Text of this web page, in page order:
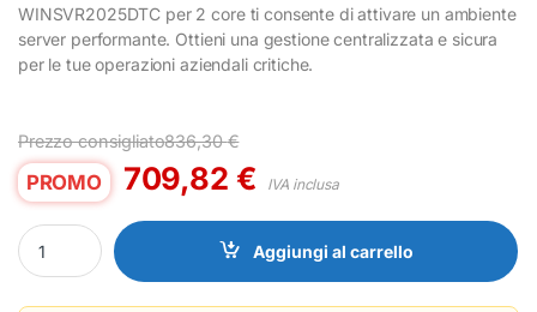
WINSVR2025DTC per 2 core ti consente di attivare un ambiente
server performante. Ottieni una gestione centralizzata e sicura
per le tue operazioni aziendali critiche.
Prezzo consigliato836,30€
PROMO 709,82 € IVA inclusa
Software Server Lenovo WINSVR2025DTC Licenza 2 Core per
Aggiungi al carrello